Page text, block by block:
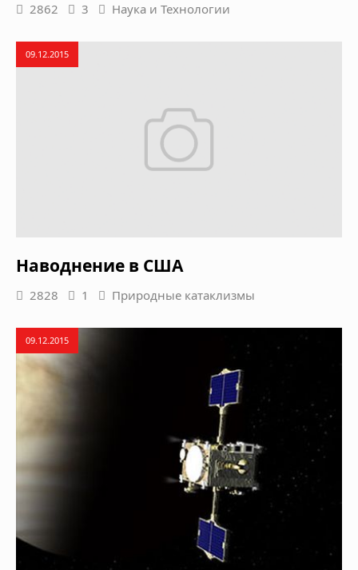
2862 3 Наука и Технологии
09.12.2015
Наводнение в США
2828 1 Природные катаклизмы
09.12.2015